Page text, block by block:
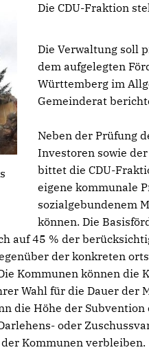
Die CDU-Fraktion
Die Verwaltung soll
dem aufgelegten
Württemberg im
Gemeinderat
Neben der Prüfung
Investoren sowie
bittet die CDU-
eigene kommunale
sozialgebundenem
können. Die
auf 45 % der
der konkreten
Kommunen können die
Wahl für die Dauer der
die Höhe der
oder
Kommunen verbleiben.